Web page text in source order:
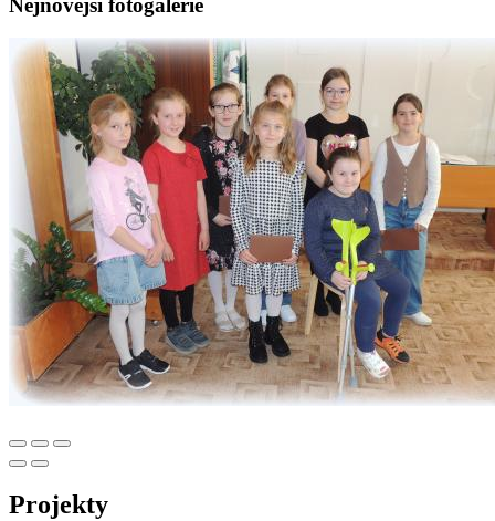
Nejnovější fotogalerie
Projekty